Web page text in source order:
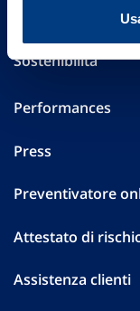
Altre informazioni
Sostenibilità
Performances
Press
Preventivatore
Attestato di
Assistenza clienti